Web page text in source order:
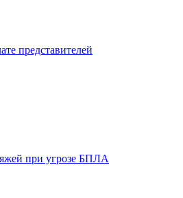
представителей
при угрозе БПЛА